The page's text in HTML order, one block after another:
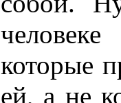
которые
ей, а не